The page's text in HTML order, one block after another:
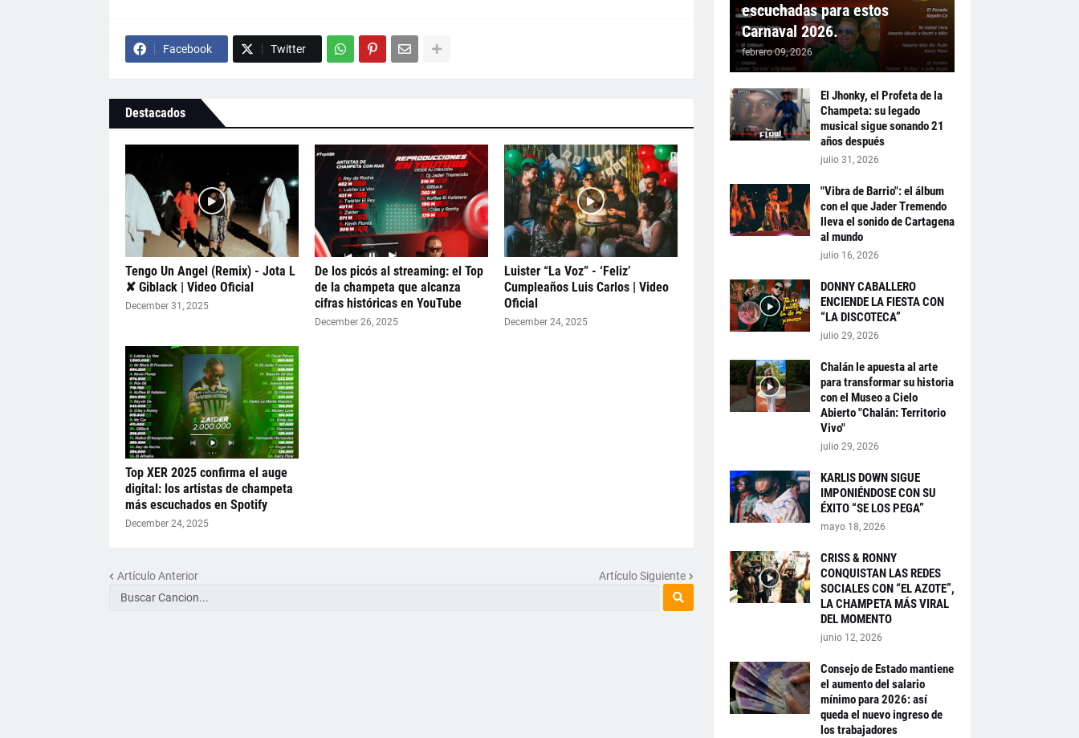
Facebook Twitter
Destacados
Tengo Un Angel (Remix) - Jota L
✘ Giblack | Video Oficial
December 31, 2025
De los picós al streaming: el Top
de la champeta que alcanza
cifras históricas en YouTube
December 26, 2025
Luister “La Voz” - ‘Feliz’
Cumpleaños Luis Carlos | Video
Oficial
December 24, 2025
Top XER 2025 confirma el auge
digital: los artistas de champeta
más escuchados en Spotify
December 24, 2025
Artículo Anterior Artículo Siguiente
escuchadas para estos
Carnaval 2026.
febrero 09, 2026
El Jhonky, el Profeta de la
Champeta: su legado
musical sigue sonando 21
años después
julio 31, 2026
"Vibra de Barrio": el álbum
con el que Jader Tremendo
lleva el sonido de Cartagena
al mundo
julio 16, 2026
DONNY CABALLERO
ENCIENDE LA FIESTA CON
“LA DISCOTECA”
julio 29, 2026
Chalán le apuesta al arte
para transformar su historia
con el Museo a Cielo
Abierto "Chalán: Territorio
Vivo"
julio 29, 2026
KARLIS DOWN SIGUE
IMPONIÉNDOSE CON SU
ÉXITO “SE LOS PEGA”
mayo 18, 2026
CRISS & RONNY
CONQUISTAN LAS REDES
SOCIALES CON “EL AZOTE”,
LA CHAMPETA MÁS VIRAL
DEL MOMENTO
junio 12, 2026
Consejo de Estado mantiene
el aumento del salario
mínimo para 2026: así
queda el nuevo ingreso de
los trabajadores